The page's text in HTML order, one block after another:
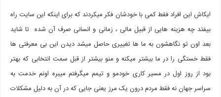
ایکاش این افراد فقط کمی با خودشان فکر میکردند که برای اینکه این سایت راه
بیفتد چه هزینه هایی از قبیل مالی ، زمانی و انسانی صرف آن شده تا شاید
بعد اون تو نگاهشون به ما ها تغییری حاصل میشد دیدن این بی معرفتی ها
فقط خستگی را در ما بیشتر میکنه و منو بیشتر از قبل سمت انتخابی که بهتر
بود از روز اول در مسیر کاری خودمو و تیمم میگرفتم میبره اونم خدمت به
سراسر جهان نه فقط مردم درون یک مرز یعنی جایی که در آن به دلیل مشکلات